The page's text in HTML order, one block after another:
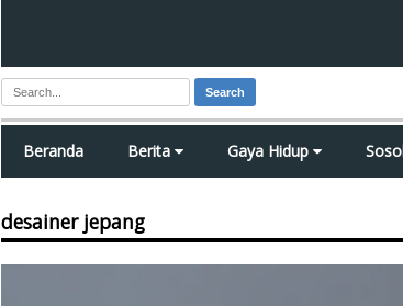
Search
Beranda Berita Gaya Hidup
desainer jepang